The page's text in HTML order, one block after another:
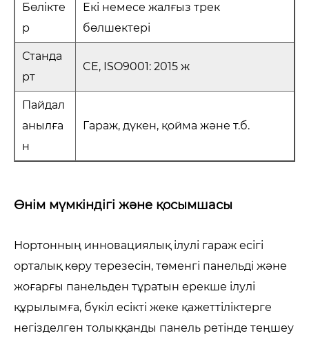
Бөлікте
р
Екі немесе жалғыз трек
бөлшектері
Станда
рт
CE, ISO9001: 2015 ж
Пайдал
анылға
н
Гараж, дүкен, қойма және т.б.
Өнім мүмкіндігі және қосымшасы
Нортонның инновациялық ілулі гараж есігі
орталық көру терезесін, төменгі панельді және
жоғарғы панельден тұратын ерекше ілулі
құрылымға, бүкіл есікті жеке қажеттіліктерге
негізделген толыққанды панель ретінде теңшеу